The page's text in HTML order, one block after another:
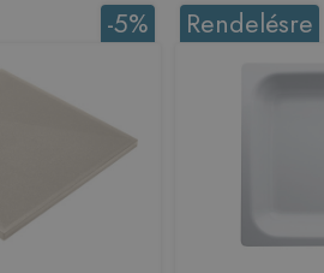
-5% Rendelésre